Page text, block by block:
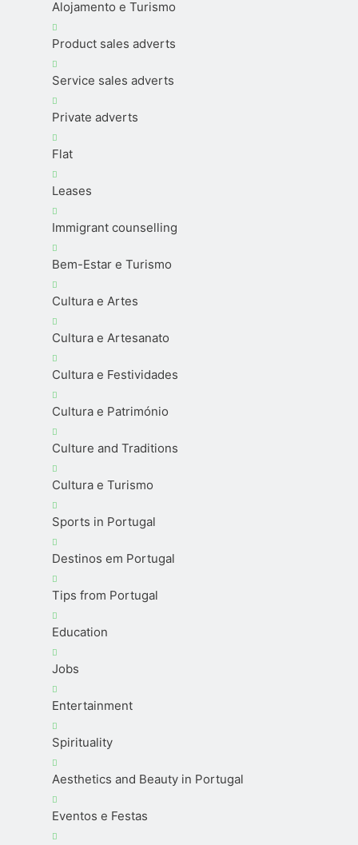
Alojamento e Turismo
Product sales adverts
Service sales adverts
Private adverts
Flat
Leases
Immigrant counselling
Bem-Estar e Turismo
Cultura e Artes
Cultura e Artesanato
Cultura e Festividades
Cultura e Património
Culture and Traditions
Cultura e Turismo
Sports in Portugal
Destinos em Portugal
Tips from Portugal
Education
Jobs
Entertainment
Spirituality
Aesthetics and Beauty in Portugal
Eventos e Festas